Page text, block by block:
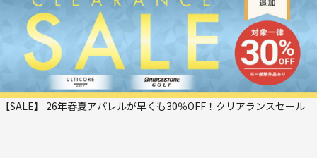
【SALE】 26年春夏アパレルが早くも30％OFF！クリアランスセール